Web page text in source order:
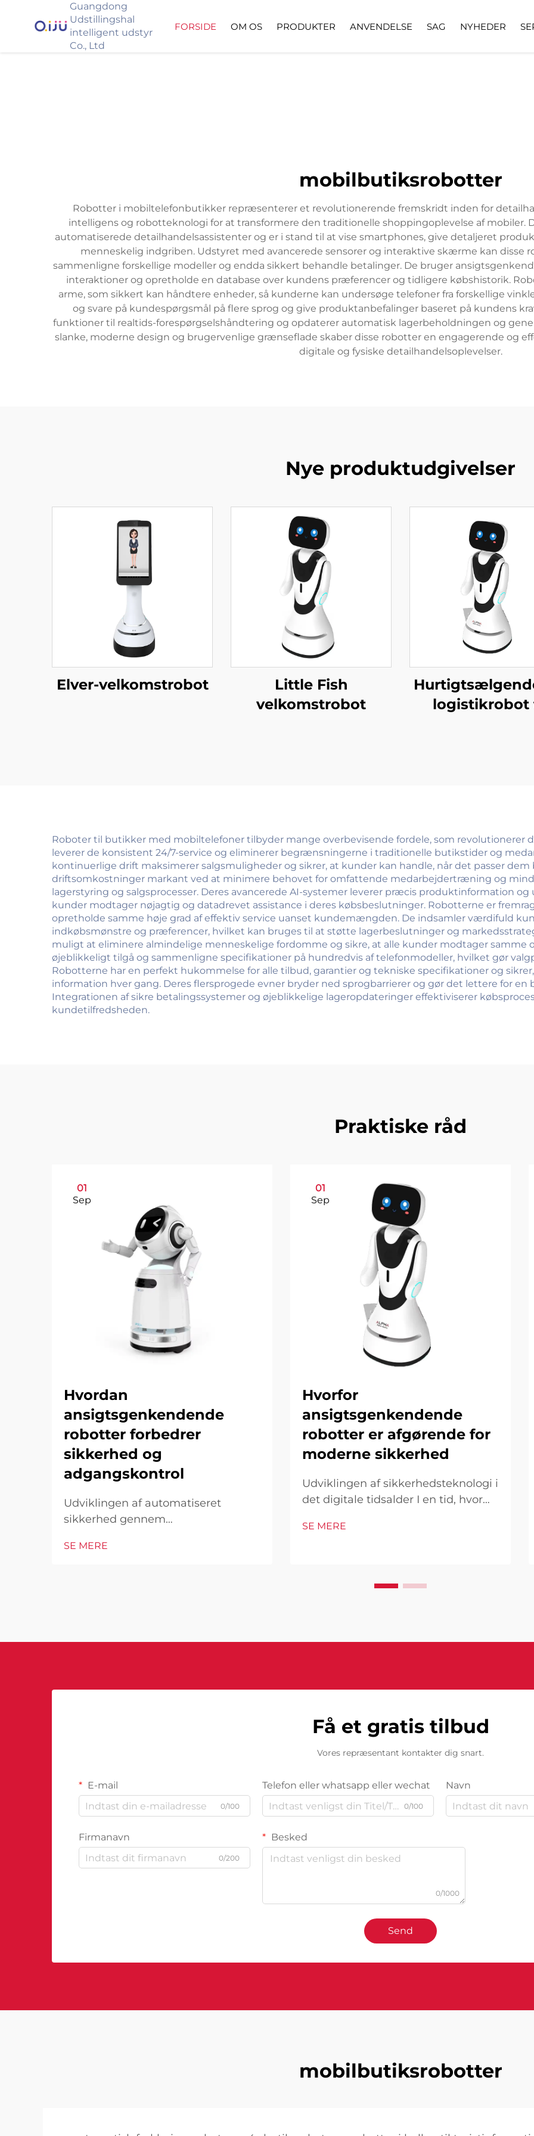
Guangdong
Udstillingshal
intelligent udstyr
Co., Ltd
FORSIDE OM OS PRODUKTER ANVENDELSE SAG NYHEDER
mobilbutiksrobotter
Robotter i mobiltelefonbutikker repræsenterer et revolutionerende fremskridt inden for
intelligens og robotteknologi for at transformere den traditionelle shoppingoplevelse af mobiler.
automatiserede detailhandelsassistenter og er i stand til at vise smartphones, give detaljeret
menneskelig indgriben. Udstyret med avancerede sensorer og interaktive skærme kan disse
sammenligne forskellige modeller og endda sikkert behandle betalinger. De bruger
interaktioner og opretholde en database over kundens præferencer og tidligere købshistorik.
arme, som sikkert kan håndtere enheder, så kunderne kan undersøge telefoner fra forskellige
og svare på kundespørgsmål på flere sprog og give produktanbefalinger baseret på kundens
funktioner til realtids-forespørgselshåndtering og opdaterer automatisk lagerbeholdningen og
slanke, moderne design og brugervenlige grænseflade skaber disse robotter en engagerende og
digitale og fysiske detailhandelsoplevelser.
Nye produktudgivelser
Elver-velkomstrobot
Little Fish
velkomstrobot
logistikrobot
Roboter til butikker med mobiltelefoner tilbyder mange overbevisende fordele, som revolutionerer
leverer de konsistent 24/7-service og eliminerer begrænsningerne i traditionelle butikstider og
kontinuerlige drift maksimerer salgsmuligheder og sikrer, at kunder kan handle, når det passer
driftsomkostninger markant ved at minimere behovet for omfattende medarbejdertræning og
lagerstyring og salgsprocesser. Deres avancerede AI-systemer leverer præcis produktinformation
kunder modtager nøjagtig og datadrevet assistance i deres købsbeslutninger. Robotterne er
opretholde samme høje grad af effektiv service uanset kundemængden. De indsamler værdifuld
indkøbsmønstre og præferencer, hvilket kan bruges til at støtte lagerbeslutninger og
muligt at eliminere almindelige menneskelige fordomme og sikre, at alle kunder modtager
øjeblikkeligt tilgå og sammenligne specifikationer på hundredvis af telefonmodeller, hvilket gør
Robotterne har en perfekt hukommelse for alle tilbud, garantier og tekniske specifikationer og
information hver gang. Deres flersprogede evner bryder ned sprogbarrierer og gør det lettere for
Integrationen af sikre betalingssystemer og øjeblikkelige lageropdateringer effektiviserer
kundetilfredsheden.
Praktiske råd
01
Sep
Hvordan
ansigtsgenkendende
robotter forbedrer
sikkerhed og
adgangskontrol
Udviklingen af automatiseret
sikkerhed gennem
teknologiske landskab har
SE MERE
01
Sep
Hvorfor
ansigtsgenkendende
robotter er afgørende for
moderne sikkerhed
Udviklingen af sikkerhedsteknologi i
det digitale tidsalder I en tid, hvor
bliver mere sofistikerede, er
SE MERE
Få et gratis tilbud
Vores repræsentant kontakter dig snart.
E-mail
0/100
Telefon eller whatsapp eller wechat
0/100
Navn
Firmanavn
0/200
Besked
0/1000
Send
mobilbutiksrobotter